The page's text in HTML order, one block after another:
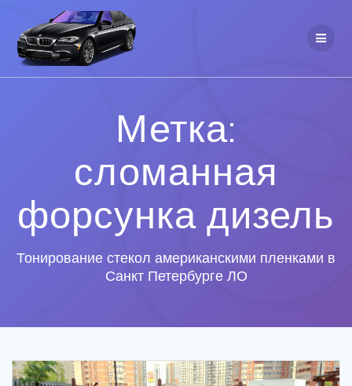
Метка:
сломанная
форсунка дизель
Тонирование стекол американскими пленками в
Санкт Петербурге ЛО